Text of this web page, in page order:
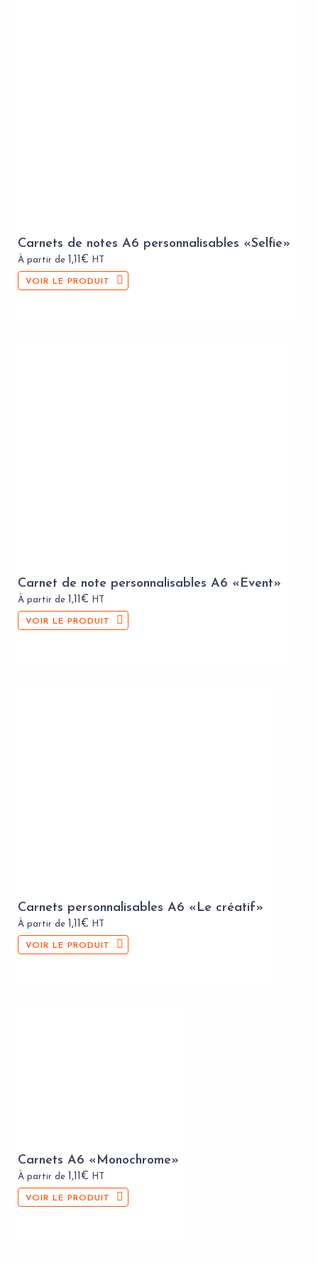
Carnets de notes A6 personnalisables «Selfie»
À partir de 1,11 € HT
VOIR LE PRODUIT
Carnet de note personnalisables A6 «Event»
À partir de 1,11 € HT
VOIR LE PRODUIT
Carnets personnalisables A6 «Le créatif»
À partir de 1,11 € HT
VOIR LE PRODUIT
Carnets A6 «Monochrome»
À partir de 1,11 € HT
VOIR LE PRODUIT